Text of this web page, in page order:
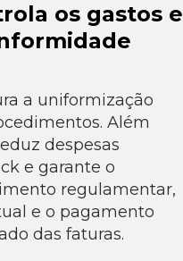
os gastos e
a uniformização
Além
despesas
e garante o
regulamentar,
e o pagamento
das faturas.